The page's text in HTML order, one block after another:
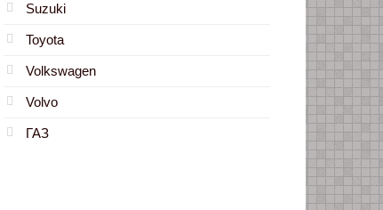
Suzuki
Toyota
Volkswagen
Volvo
ГАЗ